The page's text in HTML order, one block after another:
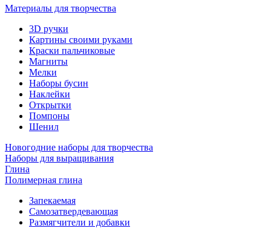
Материалы для творчества
3D ручки
Картины своими руками
Краски пальчиковые
Магниты
Мелки
Наборы бусин
Наклейки
Открытки
Помпоны
Шенил
Новогодние наборы для творчества
Наборы для выращивания
Глина
Полимерная глина
Запекаемая
Самозатвердевающая
Размягчители и добавки